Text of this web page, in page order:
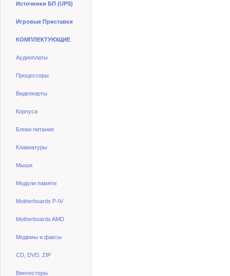
Источники БП (UPS)
Игровые Приставки
КОМПЛЕКТУЮЩИЕ
Аудиоплаты
Процессоры
Видеокарты
Корпуса
Блоки питания
Клавиатуры
Мыши
Модули памяти
Motherboards P-IV
Motherboards AMD
Модемы и факсы
CD, DVD, ZIP
Винчестеры